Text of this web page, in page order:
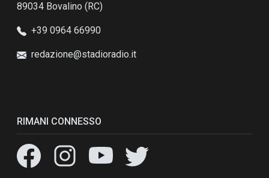
89034 Bovalino (RC)
+39 0964 66990
redazione@stadioradio.it
RIMANI CONNESSO